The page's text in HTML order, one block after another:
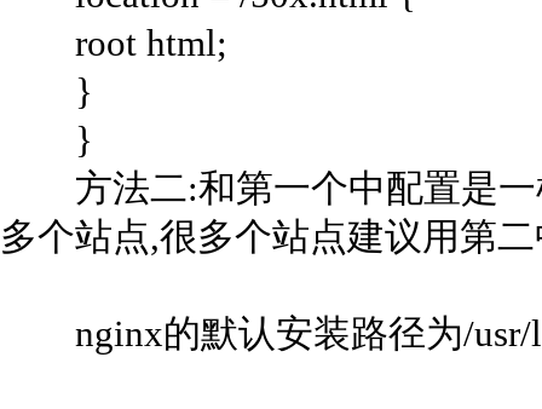
root html;
}
}
方法二:和第一个中配置是一
多个站点,很多个站点建议用第
nginx的默认安装路径为/usr/